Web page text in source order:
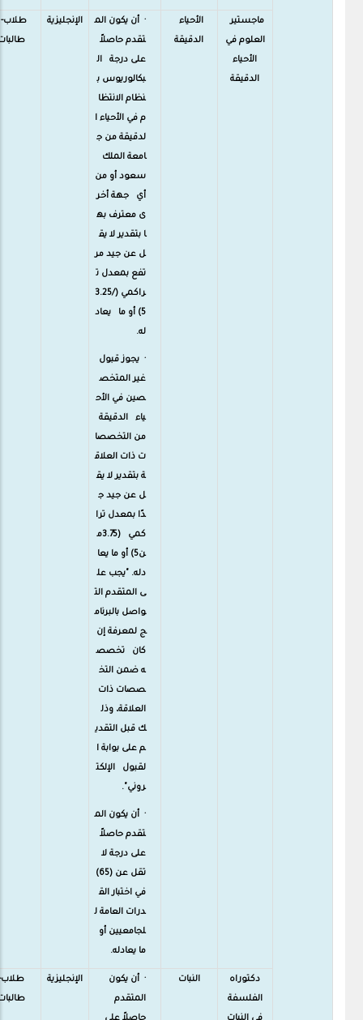
ماجستير
العلوم في
الأحياء
الدقيقة
الأحياء
الدقيقة
· أن يكون الم
تقدم حاصلاً
على درجة ال
بكالوريوس ب
نظام الانتظا
م في الأحياء ا
لدقيقة من ج
امعة الملك
سعود أو من
أي جهة أخر
ى معترف به
ا بتقدير لا يق
ل عن جيد مر
تفع بمعدل ت
راكمي (3.25/
5) أو ما يعاد
له.
· يجوز قبول
غير المتخص
صين في الأح
ياء الدقيقة
من التخصصا
ت ذات العلاق
ة بتقدير لا يق
ل عن جيد ج
دًا بمعدل ترا
كمي (3.75م
ن5) أو ما يعا
دله. "يجب عل
ى المتقدم الت
واصل بالبرنام
ج لمعرفة إن
كان تخصص
ه ضمن التخ
صصات ذات
العلاقة، وذل
ك قبل التقدي
م على بوابة ا
لقبول الإلكت
روني".
· أن يكون الم
تقدم حاصلاً
على درجة لا
تقل عن (65)
في اختبار الق
درات العامة ل
لجامعيين أو
ما يعادله.
الإنجليزية
دكتوراه
الفلسفة
النبات
· أن يكون
المتقدم
الإنجليزية